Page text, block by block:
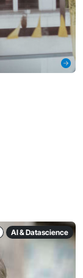
AI & Datascience